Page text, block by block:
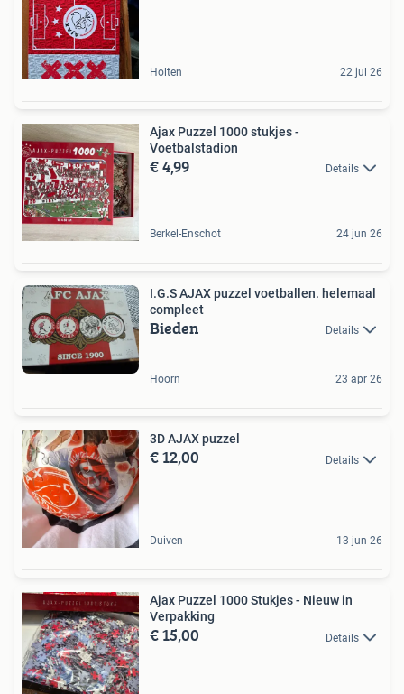
Holten 22 jul 26
Ajax Puzzel 1000 stukjes -
Voetbalstadion
€ 4,99 Details
Berkel-Enschot 24 jun 26
I.G.S AJAX puzzel voetballen. helemaal
compleet
Bieden Details
Hoorn 23 apr 26
3D AJAX puzzel
€ 12,00 Details
Duiven 13 jun 26
Ajax Puzzel 1000 Stukjes - Nieuw in
Verpakking
€ 15,00 Details